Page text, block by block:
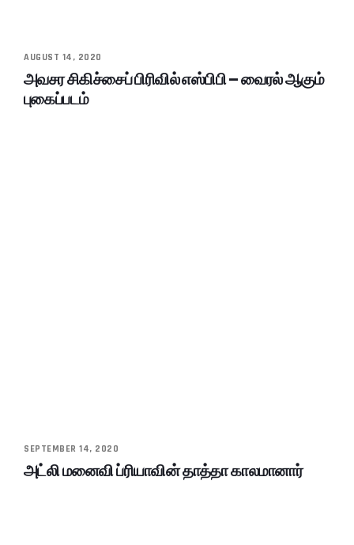
AUGUST 14, 2020
அவசர சிகிச்சைப் பிரிவில் எஸ்பிபி – வைரல் ஆகும்
புகைப்படம்
SEPTEMBER 14, 2020
அட்லி மனைவி ப்ரியாவின் தாத்தா காலமானார்